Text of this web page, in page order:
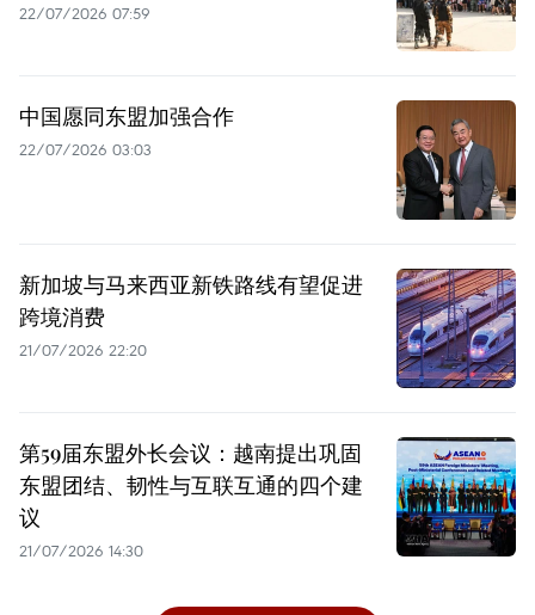
22/07/2026 07:59
中国愿同东盟加强合作
22/07/2026 03:03
新加坡与马来西亚新铁路线有望促进
跨境消费
21/07/2026 22:20
第59届东盟外长会议：越南提出巩固
东盟团结、韧性与互联互通的四个建
议
21/07/2026 14:30